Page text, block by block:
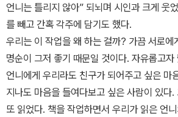
언니는 틀리지 않아” 되뇌며 시인과 크게 웃
를 빼고 간혹 각주에 담기도 했다.
우리는 이 작업을 왜 하는 걸까? 가끔 서로에
명순이 그저 좋기 때문일 것이다. 자유롭고
언니에게 우리라도 친구가 되어주고 싶은 마
지나도 마음을 들여다보고 싶은 사람이 있다
또 읽었다. 책을 작업하면서 우리가 읽은 언